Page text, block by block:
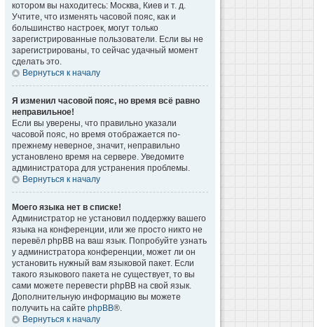
котором вы находитесь: Москва, Киев и т. д.
Учтите, что изменять часовой пояс, как и
большинство настроек, могут только
зарегистрированные пользователи. Если вы не
зарегистрированы, то сейчас удачный момент
сделать это.
Вернуться к началу
Я изменил часовой пояс, но время всё равно
неправильное!
Если вы уверены, что правильно указали
часовой пояс, но время отображается по-
прежнему неверное, значит, неправильно
установлено время на сервере. Уведомите
администратора для устранения проблемы.
Вернуться к началу
Моего языка нет в списке!
Администратор не установил поддержку вашего
языка на конференции, или же просто никто не
перевёл phpBB на ваш язык. Попробуйте узнать
у администратора конференции, может ли он
установить нужный вам языковой пакет. Если
такого языкового пакета не существует, то вы
сами можете перевести phpBB на свой язык.
Дополнительную информацию вы можете
получить на сайте phpBB®.
Вернуться к началу